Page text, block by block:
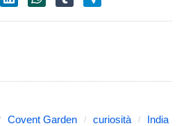
Covent Garden curiosità
India